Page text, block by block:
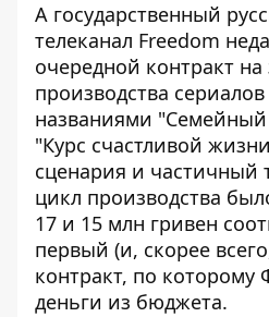
А государственный
телеканал Freedom
очередной контракт на
производства сериалов
названиями "Семейный
"Курс счастливой
сценария и частичный
цикл производства
17 и 15 млн гривен
первый (и, скорее
контракт, по которому
деньги из бюджета.